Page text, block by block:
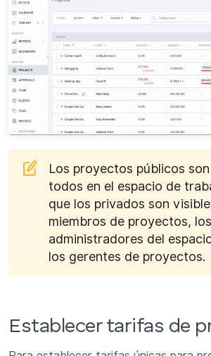
Los proyectos públicos
todos en el espacio de
que los privados son
miembros de proyectos, los
administradores del
los gerentes de proyectos.
Establecer tarifas de